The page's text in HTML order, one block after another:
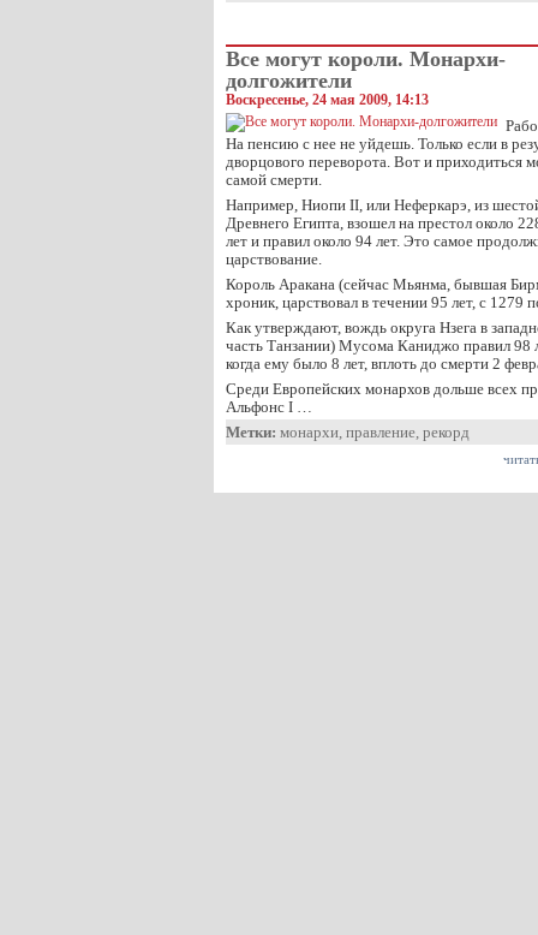
Все могут короли. Монархи-
долгожители
Воскресенье, 24 мая 2009, 14:13
На пенсию с нее не уйдешь. Только если в
дворцового переворота. Вот и приходиться
самой смерти.
Например, Ниопи II, или Неферкарэ, из
Древнего Египта, взошел на престол около
лет и правил около 94 лет. Это самое
царствование.
Король Аракана (сейчас Мьянма, бывшая
хроник, царствовал в течении 95 лет, с 1279
Как утверждают, вождь округа Нзега в
часть Танзании) Мусома Каниджо правил 98
когда ему было 8 лет, вплоть до смерти 2
Среди Европейских монархов дольше всех
Альфонс I …
Метки: монархи, правление, рекорд